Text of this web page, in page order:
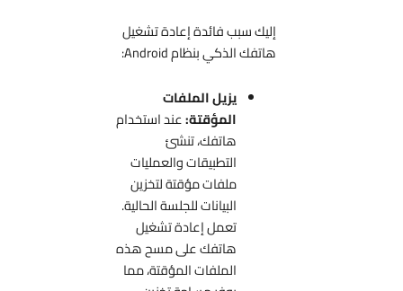
إليك سبب فائدة إعادة تشغيل
هاتفك الذكي بنظام Android:
يزيل الملفات
عند استخدام
هاتفك، تنشئ
التطبيقات والعمليات
ملفات مؤقتة لتخزين
البيانات للجلسة الحالية.
تعمل إعادة تشغيل
هاتفك على مسح هذه
الملفات المؤقتة، مما